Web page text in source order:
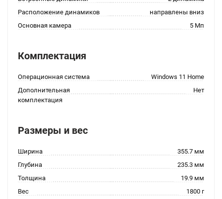
Расположение динамиков
направлены вниз
Основная камера
5 Мп
Комплектация
Операционная система
Windows 11 Home
Дополнительная
комплектация
Нет
Размеры и вес
Ширина
355.7 мм
Глубина
235.3 мм
Толщина
19.9 мм
Вес
1800 г